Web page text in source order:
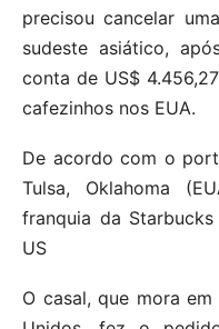
precisou cancelar
sudeste asiático,
conta de US$
cafezinhos nos EUA.
De acordo com o
Tulsa, Oklahoma
franquia da
US
O casal, que mora em